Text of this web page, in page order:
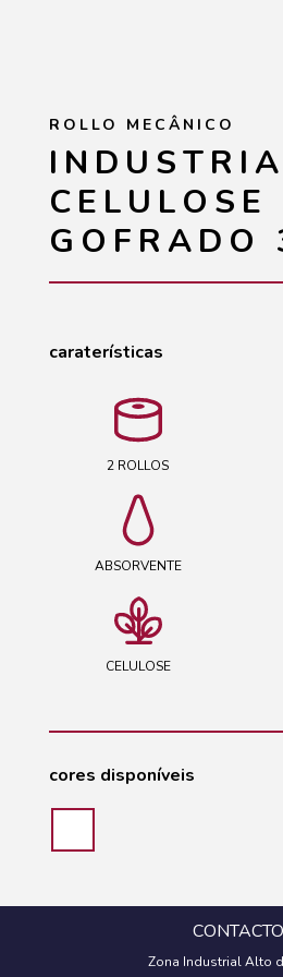
ROLLO MECÂNICO
CELULOSE
GOFRADO
caraterísticas
2 ROLLOS
ABSORVENTE
CELULOSE
cores disponíveis
Zona Industrial Alto